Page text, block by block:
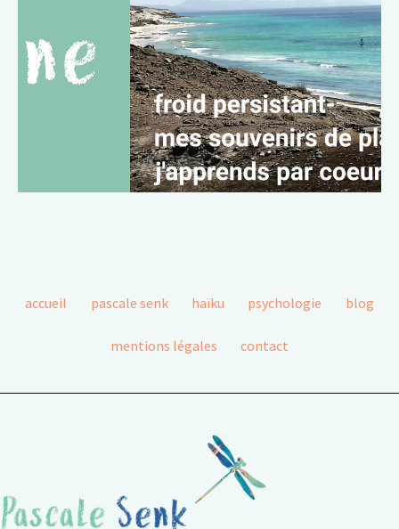
accueil pascale senk haïku psychologie blog
mentions légales contact